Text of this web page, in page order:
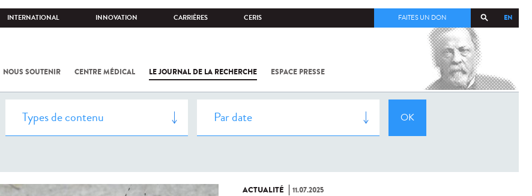
INTERNATIONAL INNOVATION CARRIÈRES CERIS EN
FAITES UN DON
NOUS SOUTENIR CENTRE MÉDICAL LE JOURNAL DE LA RECHERCHE ESPACE PRESSE
COV-2 /
L'INSTITUT
PASTEUR
ACTUALITÉ 11.07.2025